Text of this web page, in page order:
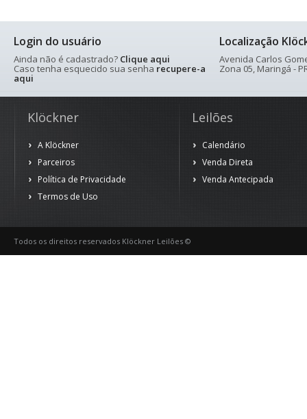
Login do usuário
Ainda não é cadastrado? Clique aqui
Caso tenha esquecido sua senha recupere-a
aqui
Localização
Avenida Carlos
Zona 05, Maringá -
Klöckner
A Klöckner
Parceiros
Política de Privacidade
Termos de Uso
Leilões
Calendário
Venda Direta
Venda Antecipada
Todos os direitos reservados Klöckner Leilões ©